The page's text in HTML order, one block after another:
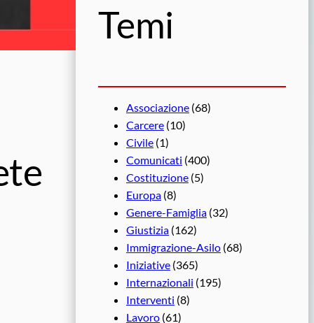
Temi
Associazione (68)
Carcere (10)
Civile (1)
Comunicati (400)
Costituzione (5)
Europa (8)
Genere-Famiglia (32)
Giustizia (162)
Immigrazione-Asilo (68)
Iniziative (365)
Internazionali (195)
Interventi (8)
Lavoro (61)